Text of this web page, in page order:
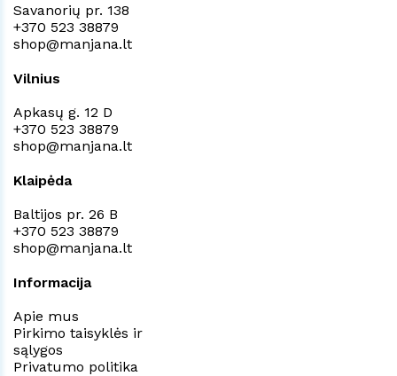
Savanorių pr. 138
+370 523 38879
shop@manjana.lt
Vilnius
Apkasų g. 12 D
+370 523 38879
shop@manjana.lt
Klaipėda
Baltijos pr. 26 B
+370 523 38879
shop@manjana.lt
Informacija
Apie mus
Pirkimo taisyklės ir
sąlygos
Privatumo politika